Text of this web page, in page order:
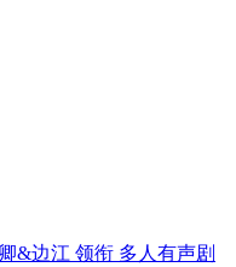
&边江 领衔 多人有声剧